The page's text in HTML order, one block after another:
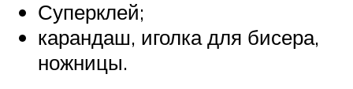
Суперклей;
карандаш, иголка для бисера,
ножницы.